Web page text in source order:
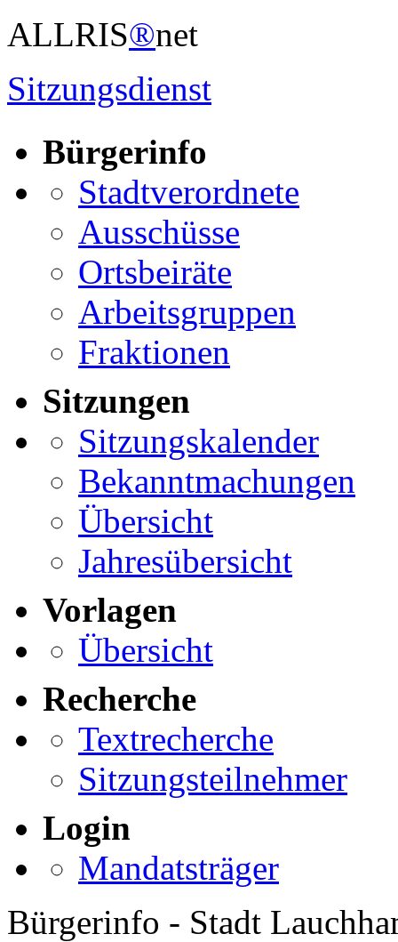
ALLRIS®net
Sitzungsdienst
Bürgerinfo
Stadtverordnete
Ausschüsse
Ortsbeiräte
Arbeitsgruppen
Fraktionen
Sitzungen
Sitzungskalender
Bekanntmachungen
Übersicht
Jahresübersicht
Vorlagen
Übersicht
Recherche
Textrecherche
Sitzungsteilnehmer
Login
Mandatsträger
Bürgerinfo - Stadt